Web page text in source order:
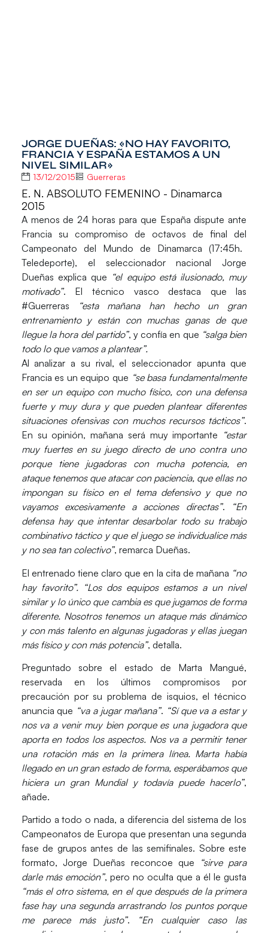
JORGE DUEÑAS: «NO HAY FAVORITO,
FRANCIA Y ESPAÑA ESTAMOS A UN
NIVEL SIMILAR»
13/12/2015 Guerreras
E. N. ABSOLUTO FEMENINO - Dinamarca
2015
A menos de 24 horas para que Españadispute ante
Francia su compromiso de octavos de final del
Campeonato del Mundo de Dinamarca (17:45h.
Teledeporte), el seleccionador nacionalJorge
Dueñasexplica que “el equipo está ilusionado, muy
motivado”. El técnico vasco destaca que las
#Guerreras
“esta mañana han hecho un gran
entrenamiento y están con muchas ganas de que
llegue la hora del partido”, y confía en que “salga bien
todo lo que vamos a plantear”.
Al analizar a su rival, el seleccionador apunta que
Francia es un equipo que “se basa fundamentalmente
en ser un equipo con mucho físico, con una defensa
fuerte y muy dura y que pueden plantear diferentes
situaciones ofensivas con muchos recursos tácticos”.
En su opinión, mañana será muy importante “estar
muy fuertes en su juego directo de uno contra uno
porque tiene jugadoras con mucha potencia, en
ataque tenemos que atacar con paciencia, que ellas no
impongan su físico en el tema defensivo y que no
vayamos excesivamente a acciones directas”.
“En
defensa hay que intentar desarbolar todo su trabajo
combinativo táctico y que el juego se individualice más
y no sea tan colectivo”, remarca Dueñas.
El entrenado tiene claro que en la cita de mañana “no
hay favorito”. “Los dos equipos estamos a un nivel
similar y lo único que cambia es que jugamos de forma
diferente. Nosotros tenemos un ataque más dinámico
y con más talento en algunas jugadoras y ellas juegan
más físico y con más potencia”, detalla.
Preguntado sobre el estado de Marta Mangué,
reservada en los últimos compromisos por
precaución por su problema de isquios, el técnico
anuncia que “va a jugar mañana”. “Sí que va a estar y
nos va a venir muy bien porque es una jugadora que
aporta en todos los aspectos. Nos va a permitir tener
una rotación más en la primera línea. Marta había
llegado en un gran estado de forma, esperábamos que
hiciera un gran Mundial y todavía puede hacerlo”,
añade.
Partido a todo o nada, a diferencia del sistema de los
Campeonatos de Europa que presentan una segunda
fase de grupos antes de las semifinales. Sobre este
formato, Jorge Dueñas reconcoe que
“sirve para
darle más emoción”, pero no oculta que a él le gusta
“más el otro sistema, en el que después de la primera
fase hay una segunda arrastrando los puntos porque
me parece más justo”.
“En cualquier caso las